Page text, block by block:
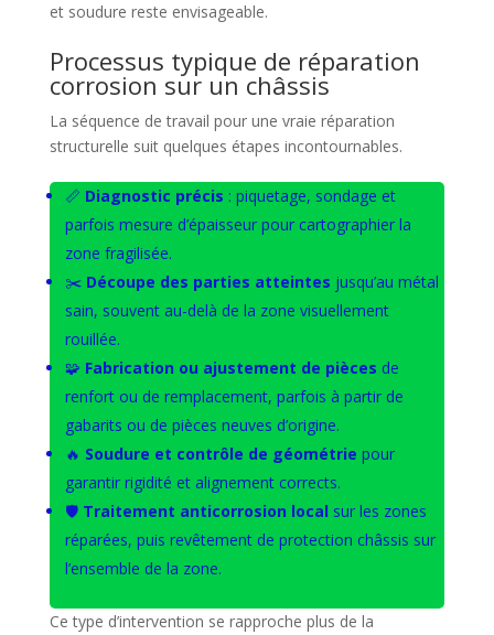
et soudure reste envisageable.
Processus typique de réparation
corrosion sur un châssis
La séquence de travail pour une vraie réparation
structurelle suit quelques étapes incontournables.
📏 Diagnostic précis : piquetage, sondage et
parfois mesure d’épaisseur pour cartographier la
zone fragilisée.
✂️ Découpe des parties atteintes jusqu’au métal
sain, souvent au-delà de la zone visuellement
rouillée.
🧩 Fabrication ou ajustement de pièces de
renfort ou de remplacement, parfois à partir de
gabarits ou de pièces neuves d’origine.
🔥 Soudure et contrôle de géométrie pour
garantir rigidité et alignement corrects.
🛡️ Traitement anticorrosion local sur les zones
réparées, puis revêtement de protection châssis sur
l’ensemble de la zone.
Ce type d’intervention se rapproche plus de la